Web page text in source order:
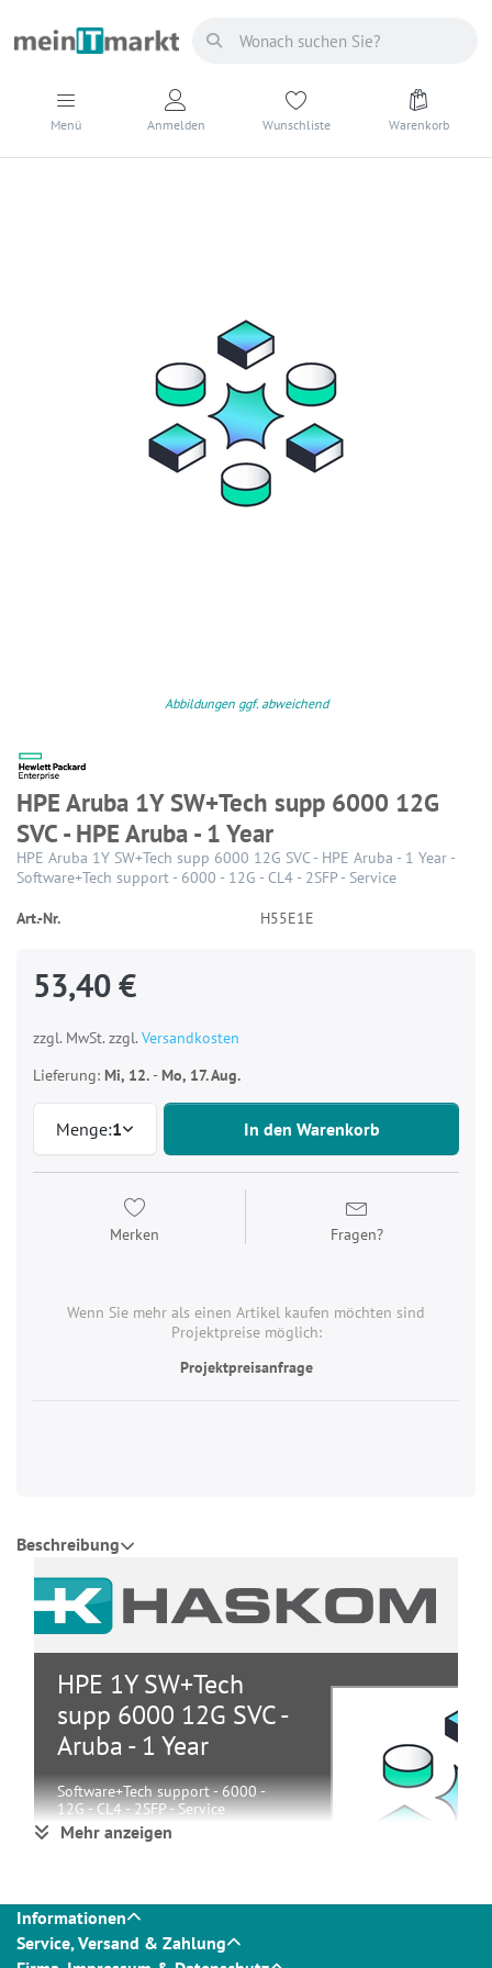
Menü Anmelden Wunschliste Warenkorb
Abbildungen ggf. abweichend
HPE Aruba 1Y SW+Tech supp 6000 12G
SVC - HPE Aruba - 1 Year
HPE Aruba 1Y SW+Tech supp 6000 12G SVC - HPE Aruba - 1 Year -
Software+Tech support - 6000 - 12G - CL4 - 2SFP - Service
Art.-Nr. H55E1E
53,40 €
zzgl. MwSt. zzgl. Versandkosten
Lieferung: Mi, 12.-Mo, 17. Aug.
Menge:1 In den Warenkorb
Merken Fragen?
Wenn Sie mehr als einen Artikel kaufen möchten sind
Projektpreise möglich:
Projektpreisanfrage
Beschreibung
HPE 1Y SW+Tech
supp 6000 12G SVC -
Aruba - 1 Year
Software+Tech support - 6000 -
12G - CL4 - 2SFP - Service
Hersteller
HPE
Mehr anzeigen
Informationen
Service, Versand & Zahlung